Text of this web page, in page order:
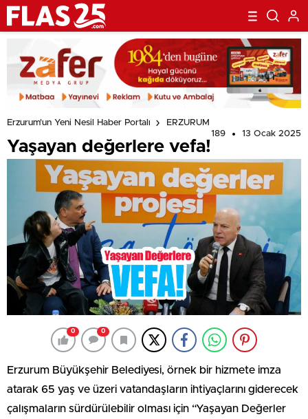
Erzurum'un Yeni Nesil Haber Portalı
ERZURUM
189
13 Ocak 2025
Yaşayan değerlere vefa!
0 0
Erzurum Büyükşehir Belediyesi, örnek bir hizmete imza
atarak 65 yaş ve üzeri vatandaşların ihtiyaçlarını giderecek
çalışmaların sürdürülebilir olması için “Yaşayan Değerler